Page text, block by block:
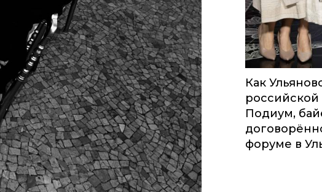
Как
Подиум,
форуме в